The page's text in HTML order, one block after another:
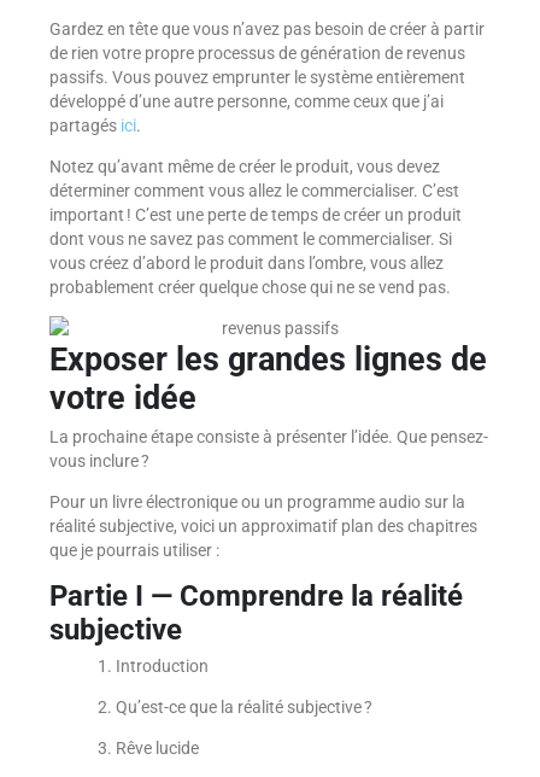
Gardez en tête que vous n’avez pas besoin de créer à partir
de rien votre propre processus de génération de revenus
passifs. Vous pouvez emprunter le système entièrement
développé d’une autre personne, comme ceux que j’ai
partagés ici.
Notez qu’avant même de créer le produit, vous devez
déterminer comment vous allez le commercialiser. C’est
important ! C’est une perte de temps de créer un produit
dont vous ne savez pas comment le commercialiser. Si
vous créez d’abord le produit dans l’ombre, vous allez
probablement créer quelque chose qui ne se vend pas.
Exposer les grandes lignes de
votre idée
La prochaine étape consiste à présenter l’idée. Que pensez-
vous inclure ?
Pour un livre électronique ou un programme audio sur la
réalité subjective, voici un approximatif plan des chapitres
que je pourrais utiliser :
Partie I —Comprendre la réalité
subjective
1. Introduction
2. Qu’est-ce que la réalité subjective ?
3. Rêve lucide